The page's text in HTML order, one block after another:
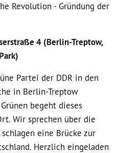
Revolution - Gründung der
4 (Berlin-Treptow,
Partei der DDR in den
in Berlin-Treptow
begeht dieses
Wir sprechen über die
eine Brücke zur
Herzlich eingeladen